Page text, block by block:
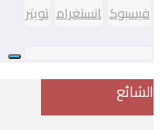
فيسبوك انستغرام تويتر
الشائع